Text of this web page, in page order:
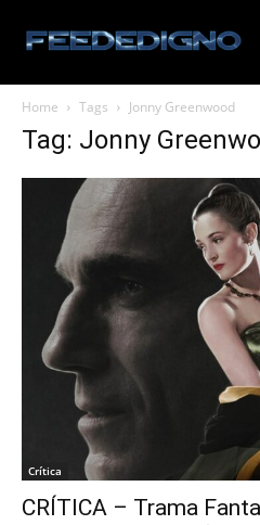
Home Tags Jonny Greenwood
Tag: Jonny
Crítica
CRÍTICA – Trama